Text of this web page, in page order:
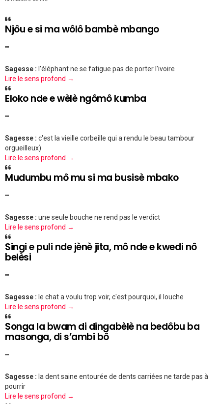
Njôu e si ma wôlô bambè mbango
""
Sagesse : l'éléphant ne se fatigue pas de porter l'ivoire
Lire le sens profond →
Eloko nde e wèlè ngômô kumba
""
Sagesse : c'est la vieille corbeille qui a rendu le beau tambour
orgueilleux)
Lire le sens profond →
Mudumbu mô mu si ma busisè mbako
""
Sagesse : une seule bouche ne rend pas le verdict
Lire le sens profond →
Singi e puli nde jènè jita, mô nde e kwedi nô
belèsi
""
Sagesse : le chat a voulu trop voir, c'est pourquoi, il louche
Lire le sens profond →
Songa la bwam di dingabèlè na bedôbu ba
masonga, di s’ambi bô
""
Sagesse : la dent saine entourée de dents carriées ne tarde pas à
pourrir
Lire le sens profond →